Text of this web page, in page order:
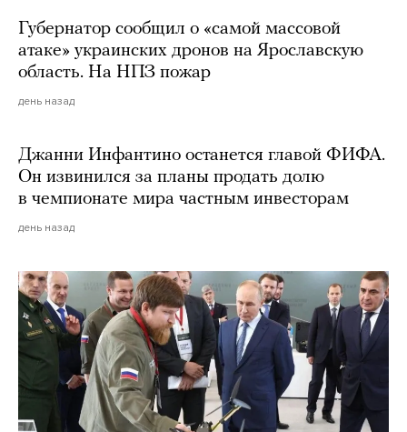
Губернатор сообщил о «самой массовой
атаке» украинских дронов на Ярославскую
область. На НПЗ пожар
день назад
Джанни Инфантино останется главой ФИФА.
Он извинился за планы продать долю
в чемпионате мира частным инвесторам
день назад